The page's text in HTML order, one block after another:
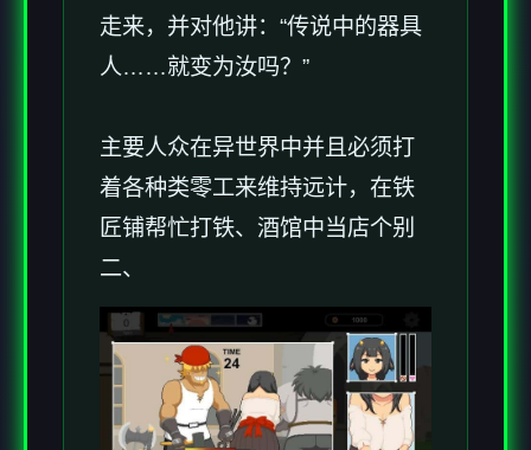
走来，并对他讲：“传说中的器具
人……就变为汝吗？”
主要人众在异世界中并且必须打
着各种类零工来维持远计，在铁
匠铺帮忙打铁、酒馆中当店个别
二、